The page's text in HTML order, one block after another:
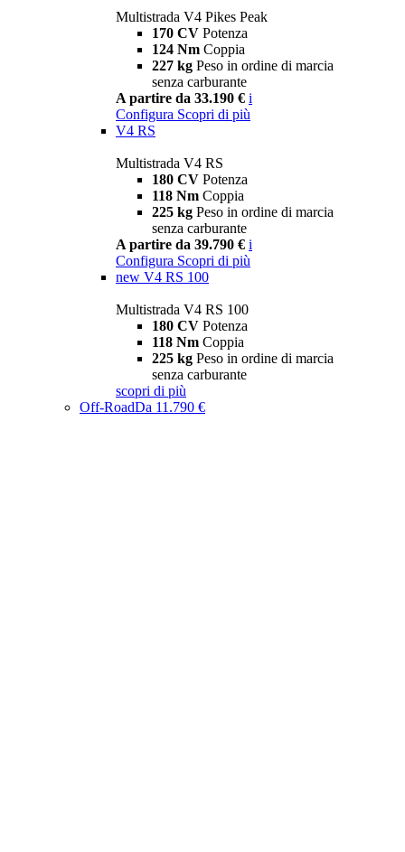
Multistrada V4 Pikes Peak
170 CV Potenza
124 Nm Coppia
227 kg Peso in ordine di marcia
senza carburante
A partire da 33.190 € i
Configura Scopri di più
V4 RS
Multistrada V4 RS
180 CV Potenza
118 Nm Coppia
225 kg Peso in ordine di marcia
senza carburante
A partire da 39.790 € i
Configura Scopri di più
new V4 RS 100
Multistrada V4 RS 100
180 CV Potenza
118 Nm Coppia
225 kg Peso in ordine di marcia
senza carburante
scopri di più
Off-RoadDa 11.790 €